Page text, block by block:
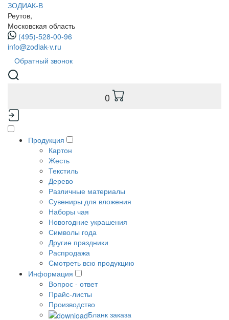
ЗОДИАК-В
Реутов,
Московская область
(495)-528-00-96
info@zodiak-v.ru
Обратный звонок
0
Продукция
Картон
Жесть
Текстиль
Дерево
Различные материалы
Сувениры для вложения
Наборы чая
Новогодние украшения
Символы года
Другие праздники
Распродажа
Смотреть всю продукцию
Информация
Вопрос - ответ
Прайс-листы
Производство
Бланк заказа